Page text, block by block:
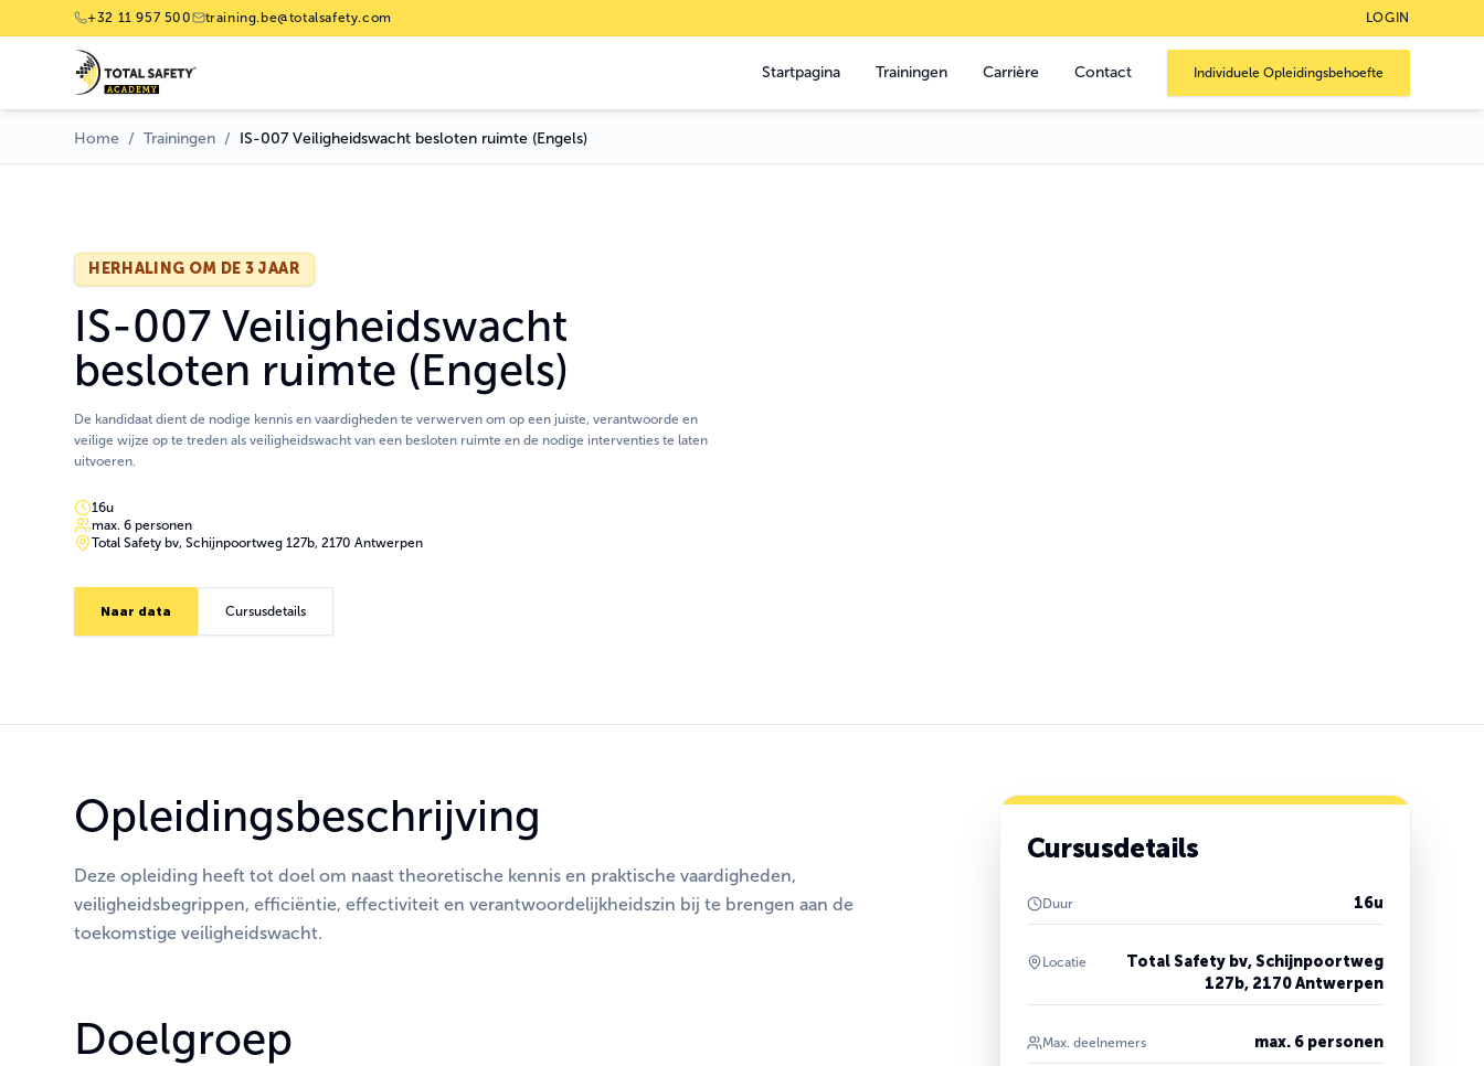
+32 11 957 500 training.be@totalsafety.com LOGIN
Startpagina Trainingen Carrière Contact Individuele Opleidingsbehoefte
Home / Trainingen / IS-007 Veiligheidswacht besloten ruimte (Engels)
HERHALING OM DE 3 JAAR
IS-007 Veiligheidswacht
besloten ruimte (Engels)
De kandidaat dient de nodige kennis en vaardigheden te verwerven om op een juiste, verantwoorde en
veilige wijze op te treden als veiligheidswacht van een besloten ruimte en de nodige interventies te laten
uitvoeren.
16u
max. 6 personen
Total Safety bv, Schijnpoortweg 127b, 2170 Antwerpen
Naar data Cursusdetails
Opleidingsbeschrijving
Deze opleiding heeft tot doel om naast theoretische kennis en praktische vaardigheden,
veiligheidsbegrippen, efficiëntie, effectiviteit en verantwoordelijkheidszin bij te brengen aan de
toekomstige veiligheidswacht.
Doelgroep
Cursusdetails
Duur 16u
Locatie
Total Safety bv, Schijnpoortweg
127b, 2170 Antwerpen
Max. deelnemers max. 6 personen